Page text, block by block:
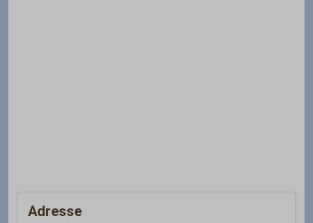
Adresse